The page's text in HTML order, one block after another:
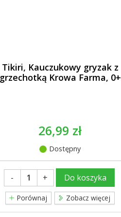
Tikiri, Kauczukowy gryzak z
grzechotką Krowa Farma, 0+
26,99 zł
Dostępny
- + Do koszyka
Porównaj Zobacz więcej